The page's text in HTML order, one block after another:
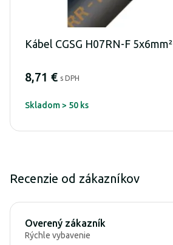
Kábel CGSG H07RN-F 5x6mm²
8,71 € s DPH
Skladom > 50 ks
Recenzie od zákazníkov
Overený zákazník
Rýchle vybavenie